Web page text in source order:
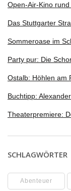
Open-Air-Kino
Das Stuttgarter
Sommeroase im
Party pur: Die
Ostalb: Höhlen am
Buchtipp:
Theaterpremiere:
SCHLAGWÖRTER
Abenteuer